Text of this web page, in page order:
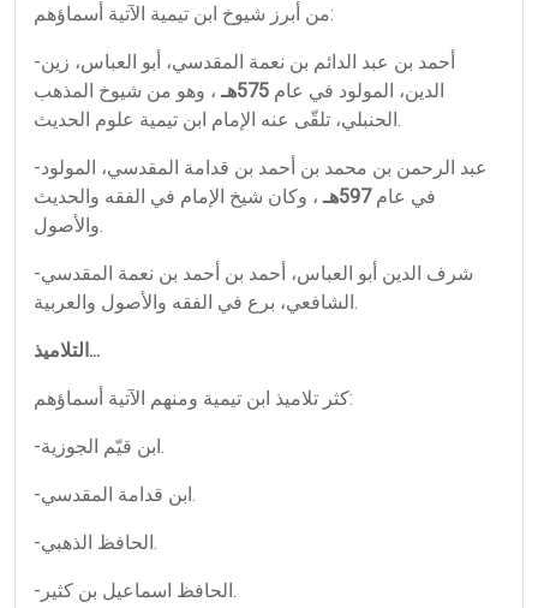
من أبرز شيوخ ابن تيمية الآتية أسماؤهم:
-أحمد بن عبد الدائم بن نعمة المقدسي، أبو العباس، زين
الدين، المولود في عام 575هـ
، وهو من شيوخ المذهب
الحنبلي، تلقّى عنه الإمام ابن تيمية علوم الحديث.
-عبد الرحمن بن محمد بن أحمد بن قدامة المقدسي، المولود
في عام597هـ
، وكان شيخ الإمام في الفقه والحديث
والأصول.
-شرف الدين أبو العباس، أحمد بن أحمد بن نعمة المقدسي
الشافعي، برع في الفقه والأصول والعربية.
التلاميذ...
كثر تلاميذ ابن تيمية ومنهم الآتية أسماؤهم:
-ابن قيّم الجوزية.
-ابن قدامة المقدسي.
-الحافظ الذهبي.
-الحافظ اسماعيل بن كثير.